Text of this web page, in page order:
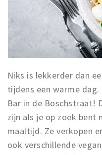
Niks is lekkerder dan
tijdens een warme dag.
Bar in de Boschstraat!
zijn als je op zoek bent
maaltijd. Ze verkopen
ook verschillende